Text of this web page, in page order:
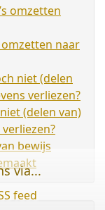
omzetten
omzetten naar
niet (delen
verliezen?
(delen van)
bewijs
via...
feed